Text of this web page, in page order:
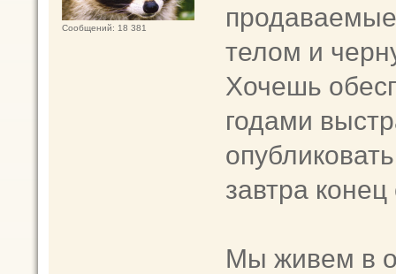
Сообщений: 18 381
телом и
Хочешь
годами
завтра конец
Мы живем в